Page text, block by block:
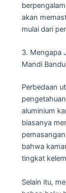
akan
mulai dari
3. Mengapa
Mandi
Perbedaan
aluminium
biasanya
bahwa
tingkat
Selain itu,